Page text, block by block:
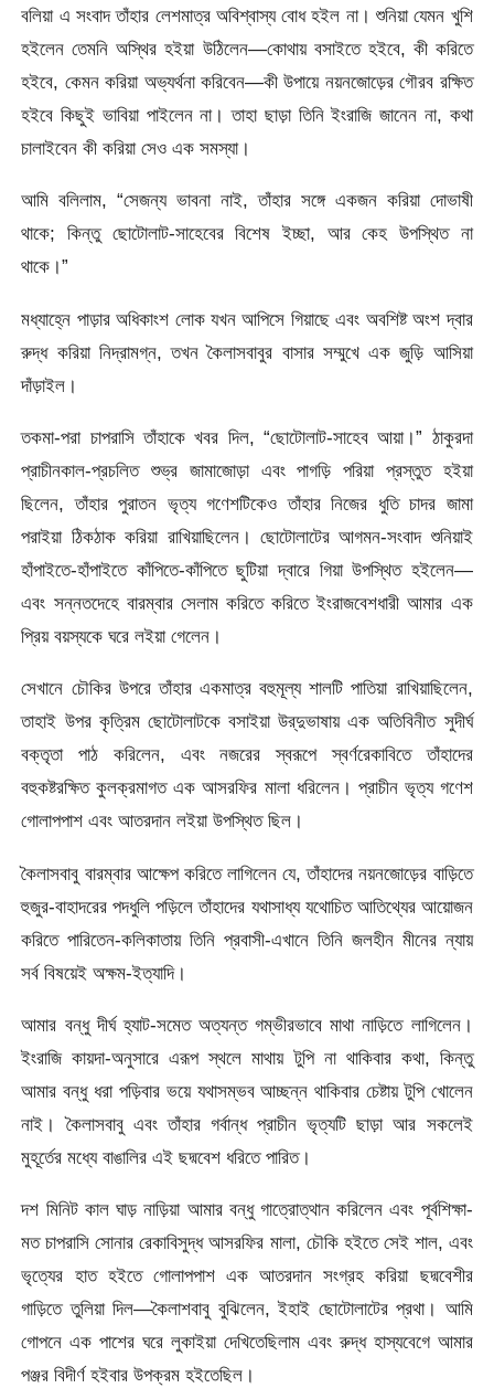
বলিয়া এ সংবাদ তাঁহার লেশমাত্র অবিশ্বাস্য বােধ হইল না। শুনিয়া যেমন খুশি
হইলেন তেমনি অস্থির হইয়া উঠিলেন—কোথায় বসাইতে হইবে, কী করিতে
হইবে, কেমন করিয়া অভ্যর্থনা করিবেন—কী উপায়ে নয়নজোড়ের গৌরব রক্ষিত
হইবে কিছুই ভাবিয়া পাইলেন না। তাহা ছাড়া তিনি ইংরাজি জানেন না, কথা
চালাইবেন কী করিয়া সেও এক সমস্যা।
আমি বলিলাম, “সেজন্য ভাবনা নাই, তাঁহার সঙ্গে একজন করিয়া দোভাষী
থাকে; কিন্তু ছােটোলাট-সাহেবের বিশেষ ইচ্ছা, আর কেহ উপস্থিত না
থাকে।”
মধ্যাহ্নে পাড়ার অধিকাংশ লােক যখন আপিসে গিয়াছে এবং অবশিষ্ট অংশ দ্বার
রুদ্ধ করিয়া নিদ্রামগ্ন, তখন কৈলাসবাবুর বাসার সম্মুখে এক জুড়ি আসিয়া
দাঁড়াইল।
তকমা-পরা চাপরাসি তাঁহাকে খবর দিল, “ছােটোলাট-সাহেব আয়া।” ঠাকুরদা
প্রাচীনকাল-প্রচলিত শুভ্র জামাজোড়া এবং পাগড়ি পরিয়া প্রস্তুত হইয়া
ছিলেন, তাঁহার পুরাতন ভৃত্য গণেশটিকেও তাঁহার নিজের ধুতি চাদর জামা
পরাইয়া ঠিকঠাক করিয়া রাখিয়াছিলেন। ছােটোলাটের আগমন-সংবাদ শুনিয়াই
হাঁপাইতে-হাঁপাইতে কাঁপিতে-কাঁপিতে ছুটিয়া দ্বারে গিয়া উপস্থিত হইলেন—
এবং সন্নতদেহে বারম্বার সেলাম করিতে করিতে ইংরাজবেশধারী আমার এক
প্রিয় বয়স্যকে ঘরে লইয়া গেলেন।
সেখানে চৌকির উপরে তাঁহার একমাত্র বহুমূল্য শালটি পাতিয়া রাখিয়াছিলেন,
তাহাই উপর কৃত্রিম ছােটোলাটকে বসাইয়া উর্‌দুভাষায় এক অতিবিনীত সুদীর্ঘ
বক্তৃতা পাঠ করিলেন, এবং নজরের স্বরূপে স্বর্ণরেকাবিতে তাঁহাদের
বহুকষ্টরক্ষিত কুলক্রমাগত এক আসরফির মালা ধরিলেন। প্রাচীন ভৃত্য গণেশ
গােলাপপাশ এবং আতরদান লইয়া উপস্থিত ছিল।
কৈলাসবাবু বারম্বার আক্ষেপ করিতে লাগিলেন যে, তাঁহাদের নয়নজোড়ের বাড়িতে
হুজুর-বাহাদরের পদধুলি পড়িলে তাঁহাদের যথাসাধ্য যথােচিত আতিথ্যের আয়ােজন
করিতে পারিতেন-কলিকাতায় তিনি প্রবাসী-এখানে তিনি জলহীন মীনের ন্যায়
সর্ব বিষয়েই অক্ষম-ইত্যাদি।
আমার বন্ধু দীর্ঘ হ্যাট-সমেত অত্যন্ত গম্ভীরভাবে মাথা নাড়িতে লাগিলেন।
ইংরাজি কায়দা-অনুসারে এরূপ স্থলে মাথায় টুপি না থাকিবার কথা, কিন্তু
আমার বন্ধু ধরা পড়িবার ভয়ে যথাসম্ভব আচ্ছন্ন থাকিবার চেষ্টায় টুপি খােলেন
নাই। কৈলাসবাবু এবং তাঁহার গর্বান্ধ প্রাচীন ভৃত্যটি ছাড়া আর সকলেই
মুহূর্তের মধ্যে বাঙালির এই ছদ্মবেশ ধরিতে পারিত।
দশ মিনিট কাল ঘাড় নাড়িয়া আমার বন্ধু গাত্রোত্থান করিলেন এবং পূর্বশিক্ষা-
মত চাপরাসি সােনার রেকাবিসুদ্ধ আসরফির মালা, চৌকি হইতে সেই শাল, এবং
ভৃত্যের হাত হইতে গােলাপপাশ এক আতরদান সংগ্রহ করিয়া ছদ্মবেশীর
গাড়িতে তুলিয়া দিল—কৈলাশবাবু বুঝিলেন, ইহাই ছােটোলাটের প্রথা। আমি
গােপনে এক পাশের ঘরে লুকাইয়া দেখিতেছিলাম এবং রুদ্ধ হাস্যবেগে আমার
পঞ্জরবিদীর্ণ হইবার উপক্রম হইতেছিল।